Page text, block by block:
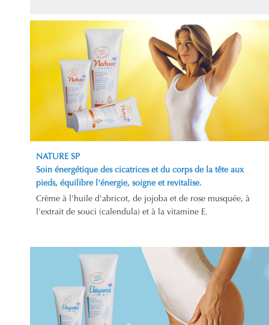
NATURE SP
Soin énergétique des cicatrices et du corps de la tête aux
pieds, équilibre l'énergie, soigne et revitalise.
Crème à l'huile d'abricot, de jojoba et de rose musquée, à
l'extrait de souci (calendula) et à la vitamine E.